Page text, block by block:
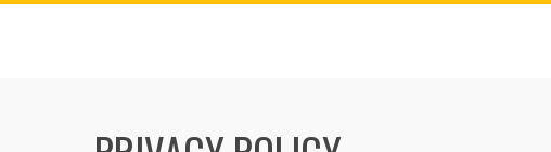
Skip